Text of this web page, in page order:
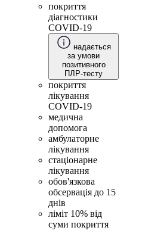
покриття
діагностики
COVID-19
надається
за умови
позитивного
ПЛР-тесту
покриття
лікування
COVID-19
медична
допомога
амбулаторне
лікування
стаціонарне
лікування
обов'язкова
обсервація до 15
днів
ліміт 10% від
суми покриття